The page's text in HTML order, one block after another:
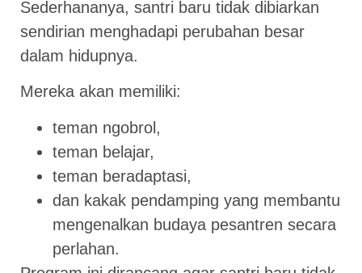
Sederhananya, santri baru tidak dibiarkan
sendirian menghadapi perubahan besar
dalam hidupnya.
Mereka akan memiliki:
teman ngobrol,
teman belajar,
teman beradaptasi,
dan kakak pendamping yang membantu
mengenalkan budaya pesantren secara
perlahan.